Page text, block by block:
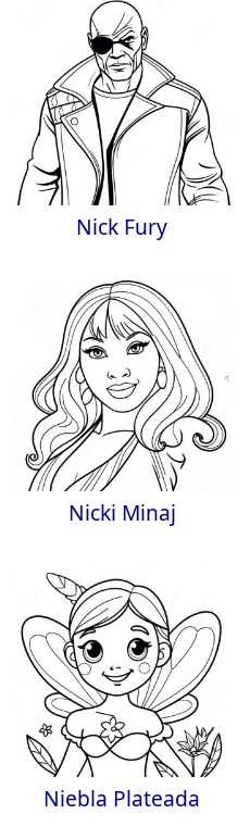
Nick Fury
Nicki Minaj
Niebla Plateada